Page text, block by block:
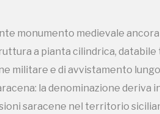
monumento medievale
a pianta cilindrica, databile
militare e di avvistamento
la denominazione deriva
saracene nel territorio
utile per il controllo del litorale
Chiesa di Santa Maria di
assumendo la
Questo processo di
riconoscibile la forma